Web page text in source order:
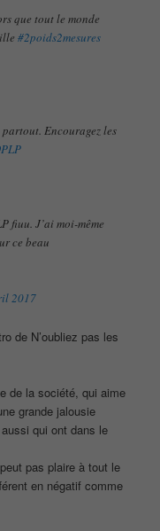
que tout le monde
#2poids2mesures
Encouragez les
fiuu. J’ai moi-même
ce beau
2017
de N’oubliez pas les
de la société, qui aime
grande jalousie
qui ont dans le
pas plaire à tout le
en négatif comme